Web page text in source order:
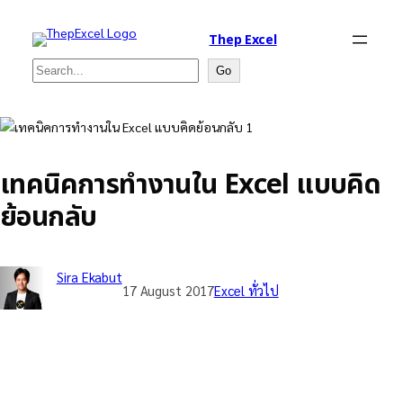
Thep Excel
Search Go
เทคนิคการทำงานใน Excel แบบคิด
ย้อนกลับ
Sira Ekabut
17 August 2017Excel ทั่วไป